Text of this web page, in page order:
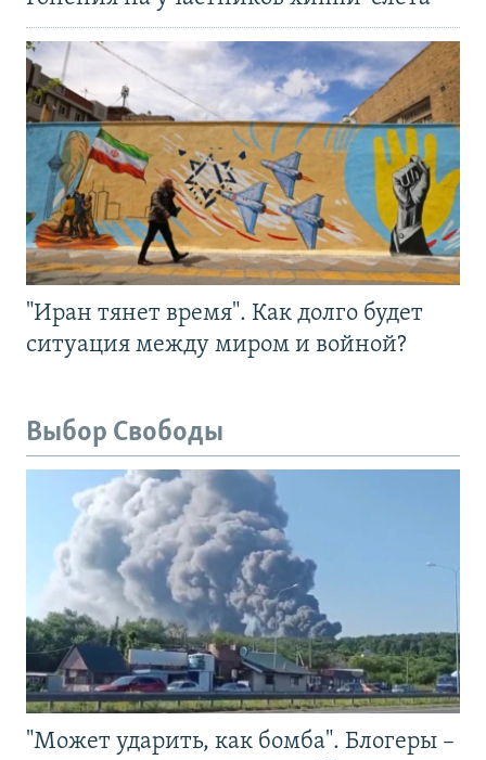
"Иран тянет время". Как долго будет
ситуация между миром и войной?
Выбор Свободы
"Может ударить, как бомба". Блогеры –